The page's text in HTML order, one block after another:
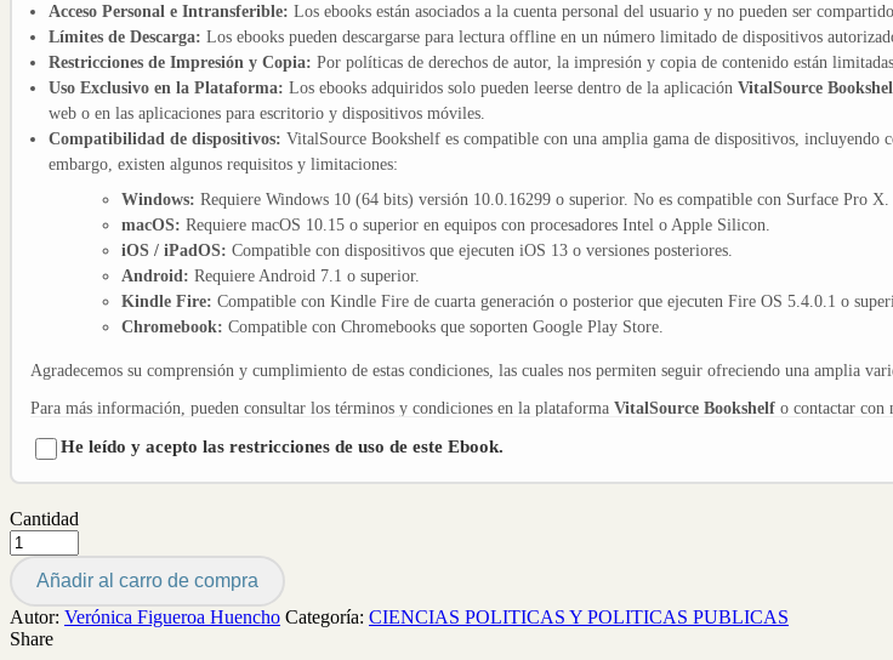
Acceso Personal e Intransferible: Los ebooks están asociados a la cuenta personal del usuario y no pueden ser
Límites de Descarga: Los ebooks pueden descargarse para lectura offline en un número limitado de dispositivos
Restricciones de Impresión y Copia: Por políticas de derechos de autor, la impresión y copia de contenido están
Uso Exclusivo en la Plataforma: Los ebooks adquiridos solo pueden leerse dentro de la aplicación VitalSource
web o en las aplicaciones para escritorio y dispositivos móviles.
Compatibilidad de dispositivos: VitalSource Bookshelf es compatible con una amplia gama de dispositivos,
embargo, existen algunos requisitos y limitaciones:
Windows: Requiere Windows 10 (64 bits) versión 10.0.16299 o superior. No es compatible con Surface Pro X.
macOS: Requiere macOS 10.15 o superior en equipos con procesadores Intel o Apple Silicon.
iOS / iPadOS: Compatible con dispositivos que ejecuten iOS 13 o versiones posteriores.
Android: Requiere Android 7.1 o superior.
Kindle Fire: Compatible con Kindle Fire de cuarta generación o posterior que ejecuten Fire OS 5.4.0.1 o
Chromebook: Compatible con Chromebooks que soporten Google Play Store.
Agradecemos su comprensión y cumplimiento de estas condiciones, las cuales nos permiten seguir ofreciendo una amplia
Para más información, pueden consultar los términos y condiciones en la plataforma VitalSource Bookshelf o contactar con
He leído y acepto las restricciones de uso de este Ebook.
Cantidad
Añadir al carro de compra
Autor: Verónica Figueroa Huencho Categoría: CIENCIAS POLITICAS Y POLITICAS PUBLICAS
Share